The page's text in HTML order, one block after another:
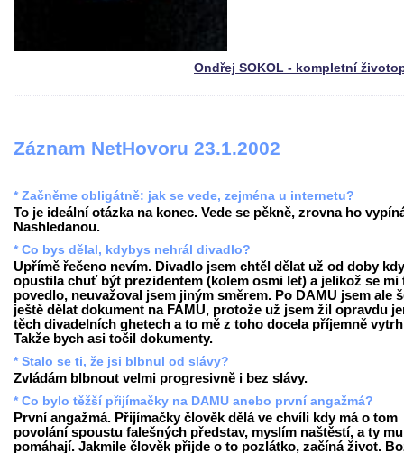
Ondřej SOKOL - kompletní
Záznam NetHovoru 23.1.2002
* Začněme obligátně: jak se vede, zejména u internetu?
To je ideální otázka na konec. Vede se pěkně, zrovna ho
Nashledanou.
* Co bys dělal, kdybys nehrál divadlo?
Upřímě řečeno nevím. Divadlo jsem chtěl dělat už od doby
opustila chuť být prezidentem (kolem osmi let) a jelikož se mi
povedlo, neuvažoval jsem jiným směrem. Po DAMU jsem ale
ještě dělat dokument na FAMU, protože už jsem žil opravdu
těch divadelních ghetech a to mě z toho docela příjemně
Takže bych asi točil dokumenty.
* Stalo se ti, že jsi blbnul od slávy?
Zvládám blbnout velmi progresivně i bez slávy.
* Co bylo těžší přijímačky na DAMU anebo první angažmá?
První angažmá. Přijímačky člověk dělá ve chvíli kdy má o tom
povolání spoustu falešných představ, myslím naštěstí, a ty
pomáhají. Jakmile člověk přijde o to pozlátko, začíná život.